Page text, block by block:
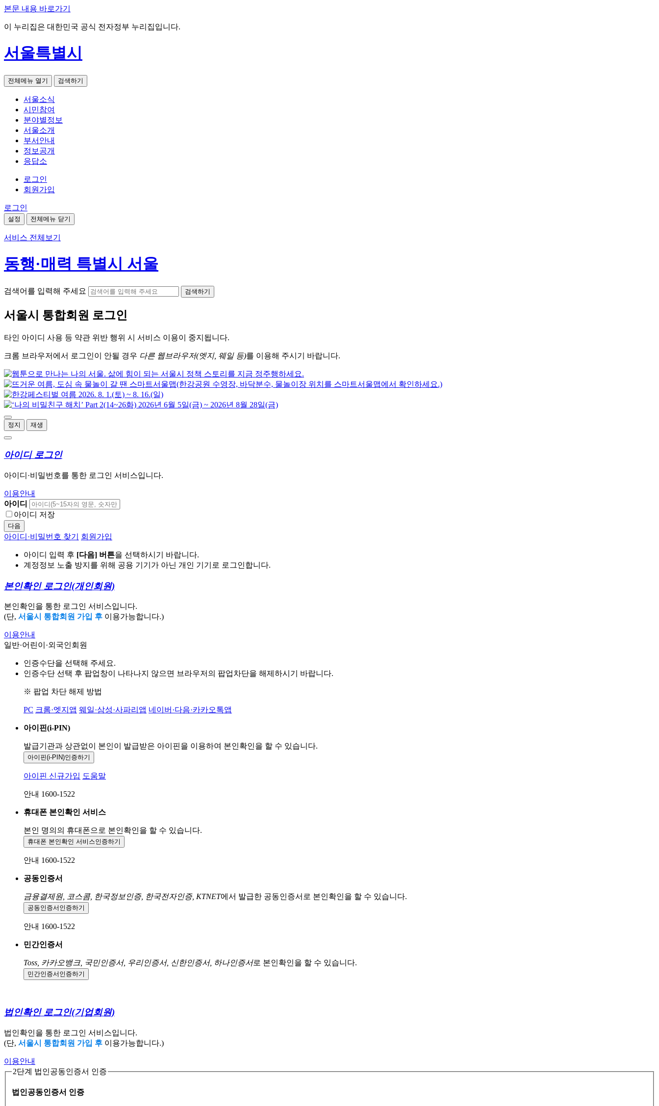
본문 내용 바로가기
이 누리집은 대한민국 공식 전자정부 누리집입니다.
서울특별시
전체메뉴 열기 검색하기
서울소식
시민참여
분야별정보
서울소개
부서안내
정보공개
응답소
로그인
회원가입
로그인
설정 전체메뉴 닫기
서비스 전체보기
동행·매력 특별시 서울
검색어를 입력해 주세요 검색하기
서울시 통합회원 로그인
타인 아이디 사용 등 약관 위반 행위 시 서비스 이용이 중지됩니다.
크롬 브라우저에서 로그인이 안될 경우 다른 웹브라우저(엣지, 웨일 등)를 이용해 주시기 바랍니다.
정지 재생
아이디 로그인
아이디·비밀번호를 통한 로그인 서비스입니다.
이용안내
아이디
아이디 저장
다음
아이디·비밀번호 찾기 회원가입
아이디 입력 후 [다음] 버튼을 선택하시기 바랍니다.
계정정보 노출 방지를 위해 공용 기기가 아닌 개인 기기로 로그인합니다.
본인확인 로그인(개인회원)
본인확인을 통한 로그인 서비스입니다.
(단, 서울시 통합회원 가입 후 이용가능합니다.)
이용안내
일반·어린이·외국인회원
인증수단을 선택해 주세요.
인증수단 선택 후 팝업창이 나타나지 않으면 브라우저의 팝업차단을 해제하시기 바랍니다.
※ 팝업 차단 해제 방법
PC 크롬·엣지앱 웨일·삼성·사파리앱 네이버·다음·카카오톡앱
아이핀(i-PIN)
발급기관과 상관없이 본인이 발급받은 아이핀을 이용하여 본인확인을 할 수 있습니다.
아이핀(i-PIN)인증하기
아이핀 신규가입 도움말
안내 1600-1522
휴대폰 본인확인 서비스
본인 명의의 휴대폰으로 본인확인을 할 수 있습니다.
휴대폰 본인확인 서비스인증하기
안내 1600-1522
공동인증서
금융결제원, 코스콤, 한국정보인증, 한국전자인증, KTNET에서 발급한 공동인증서로 본인확인을 할 수 있습니다.
공동인증서 인증하기
안내 1600-1522
민간인증서
Toss, 카카오뱅크, 국민인증서, 우리인증서, 신한인증서, 하나인증서로 본인확인을 할 수 있습니다.
민간인증서 인증하기
법인확인 로그인(기업회원)
법인확인을 통한 로그인 서비스입니다.
(단, 서울시 통합회원 가입 후 이용가능합니다.)
이용안내
2단계 법인공동인증서 인증
법인공동인증서 인증